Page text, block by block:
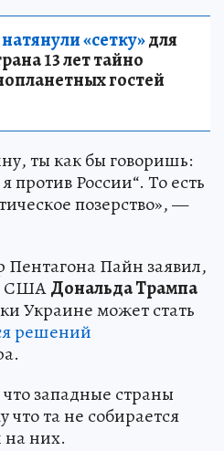
«сетку»для
13 лет тайно
гостей
ты как бы говоришь:
против России“. То есть
позерство», —
Пайн заявил,
СШАДональда Трампа
Украине может стать
решений
западные страны
что та не собирается
на них.